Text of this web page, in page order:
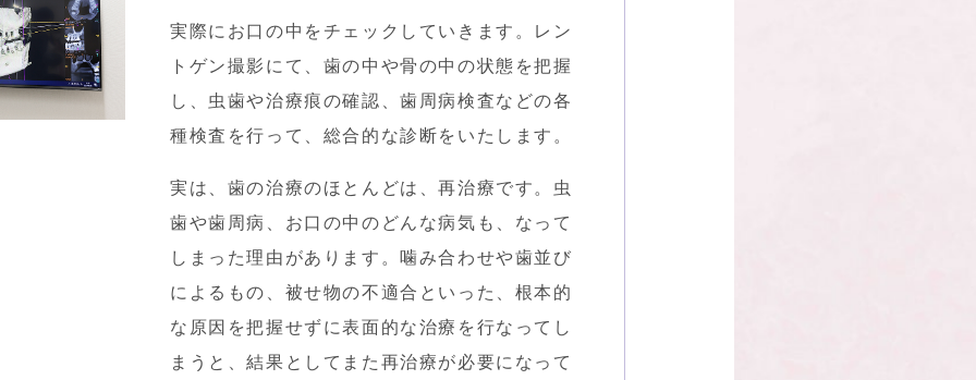
実際にお口の中をチェックしていきます。レン
トゲン撮影にて、歯の中や骨の中の状態を把握
し、虫歯や治療痕の確認、歯周病検査などの各
種検査を行って、総合的な診断をいたします。
実は、⻭の治療のほとんどは、再治療です。⾍
⻭や⻭周病、お⼝の中のどんな病気も、なって
しまった理由があります。噛み合わせや⻭並び
によるもの、被せ物の不適合といった、根本的
な原因を把握せずに表面的な治療を行なってし
まうと、結果としてまた再治療が必要になって